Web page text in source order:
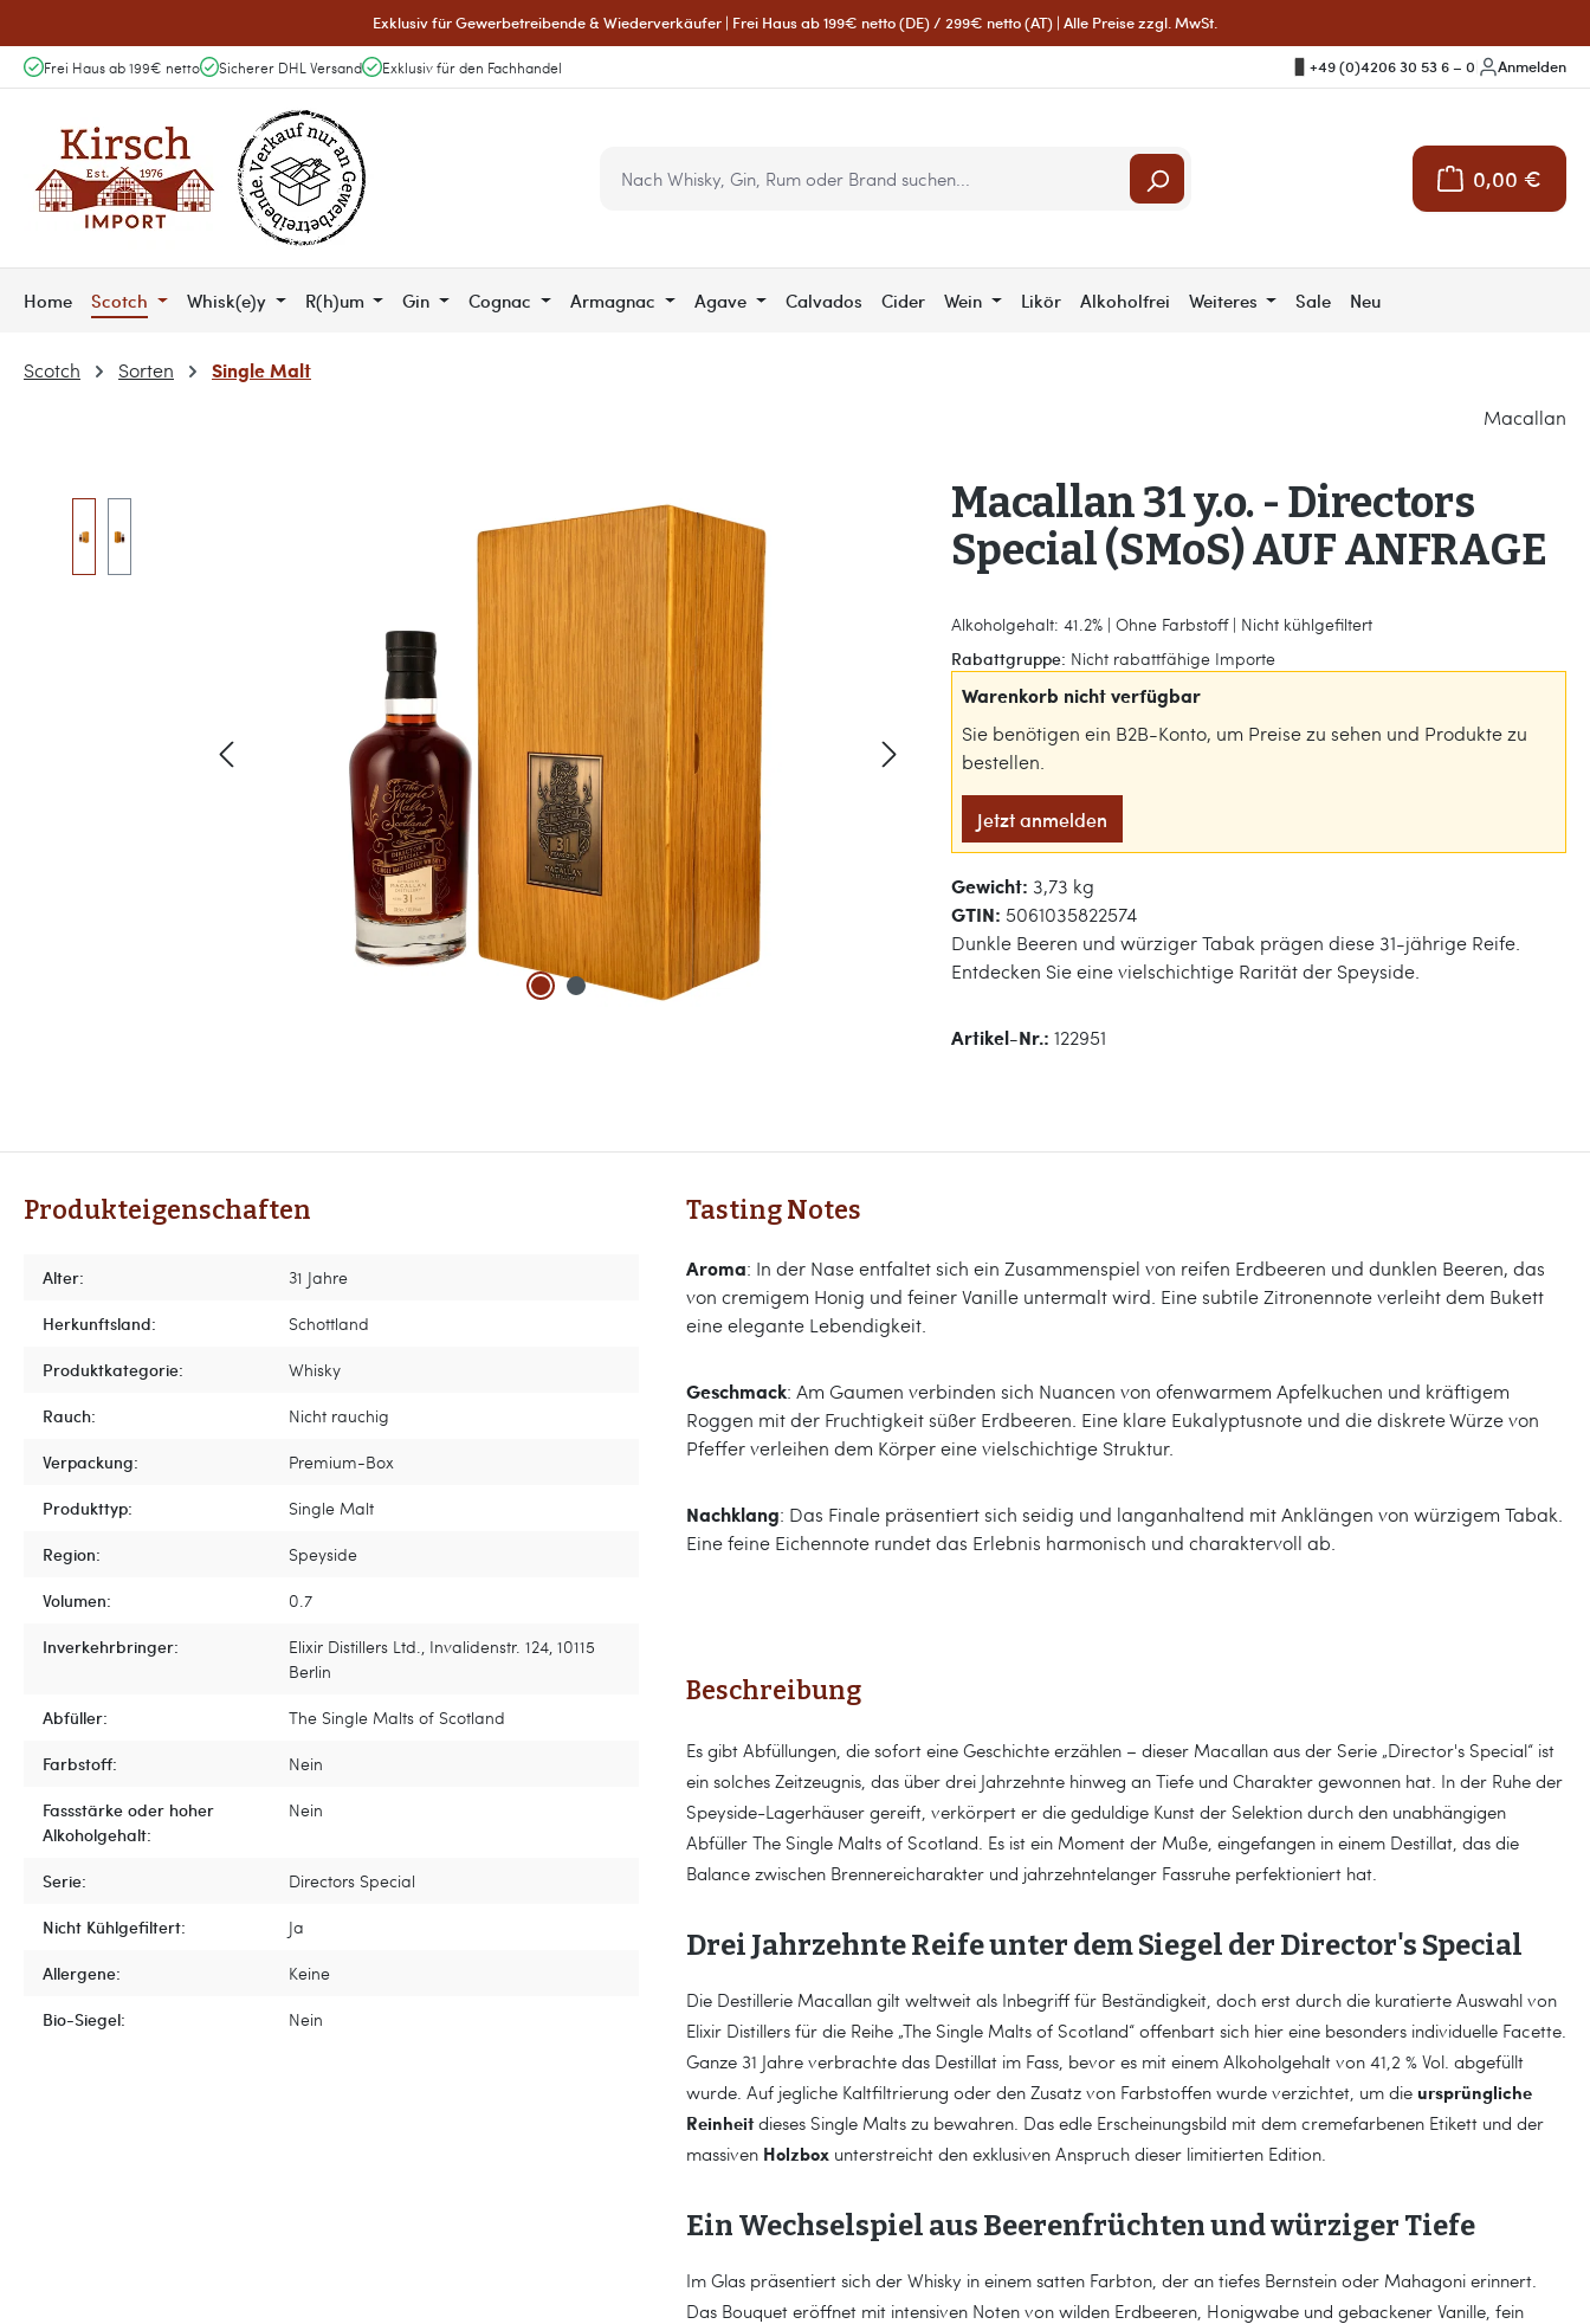
Exklusiv für Gewerbetreibende & Wiederverkäufer | Frei Haus ab 199€ netto (DE) / 299€ netto (AT) | Alle Preise zzgl. MwSt.
Frei Haus ab 199€ netto Sicherer DHL Versand Exklusiv für den Fachhandel +49 (0)4206 30 53 6 – 0 Anmelden
0,00 €
Warenkorb
Home Scotch Whisk(e)y R(h)um Gin Cognac Armagnac Agave Calvados Cider Wein Likör Alkoholfrei Weiteres Sale Neu
Scotch Sorten Single Malt
Macallan
Macallan 31 y.o. - Directors
Special (SMoS) AUF ANFRAGE
Alkoholgehalt: 41.2% | Ohne Farbstoff | Nicht kühlgefiltert
Rabattgruppe: Nicht rabattfähige Importe
Warenkorb nicht verfügbar
Sie benötigen ein B2B-Konto, um Preise zu sehen und Produkte zu
bestellen.
Jetzt anmelden
Gewicht: 3,73 kg
GTIN: 5061035822574
Dunkle Beeren und würziger Tabak prägen diese 31-jährige Reife.
Entdecken Sie eine vielschichtige Rarität der Speyside.
Artikel-Nr.: 122951
Produkteigenschaften
Alter:
31 Jahre
Herkunftsland:
Schottland
Produktkategorie:
Whisky
Rauch:
Nicht rauchig
Verpackung:
Premium-Box
Produkttyp:
Single Malt
Region:
Speyside
Volumen:
0.7
Inverkehrbringer:
Elixir Distillers Ltd., Invalidenstr. 124, 10115
Berlin
Abfüller:
The Single Malts of Scotland
Farbstoff:
Nein
Fassstärke oder hoher
Alkoholgehalt:
Nein
Serie:
Directors Special
Nicht Kühlgefiltert:
Ja
Allergene:
Keine
Bio-Siegel:
Nein
Tasting Notes
Aroma: In der Nase entfaltet sich ein Zusammenspiel von reifen Erdbeeren und dunklen Beeren, das
von cremigem Honig und feiner Vanille untermalt wird. Eine subtile Zitronennote verleiht dem Bukett
eine elegante Lebendigkeit.
Geschmack: Am Gaumen verbinden sich Nuancen von ofenwarmem Apfelkuchen und kräftigem
Roggen mit der Fruchtigkeit süßer Erdbeeren. Eine klare Eukalyptusnote und die diskrete Würze von
Pfeffer verleihen dem Körper eine vielschichtige Struktur.
Nachklang: Das Finale präsentiert sich seidig und langanhaltend mit Anklängen von würzigem Tabak.
Eine feine Eichennote rundet das Erlebnis harmonisch und charaktervoll ab.
Beschreibung
Es gibt Abfüllungen, die sofort eine Geschichte erzählen – dieser Macallan aus der Serie „Director's Special“ ist
ein solches Zeitzeugnis, das über drei Jahrzehnte hinweg an Tiefe und Charakter gewonnen hat. In der Ruhe der
Speyside-Lagerhäuser gereift, verkörpert er die geduldige Kunst der Selektion durch den unabhängigen
Abfüller The Single Malts of Scotland. Es ist ein Moment der Muße, eingefangen in einem Destillat, das die
Balance zwischen Brennereicharakter und jahrzehntelanger Fassruhe perfektioniert hat.
Drei Jahrzehnte Reife unter dem Siegel der Director's Special
Die Destillerie Macallan gilt weltweit als Inbegriff für Beständigkeit, doch erst durch die kuratierte Auswahl von
Elixir Distillers für die Reihe „The Single Malts of Scotland“ offenbart sich hier eine besonders individuelle Facette.
Ganze 31 Jahre verbrachte das Destillat im Fass, bevor es mit einem Alkoholgehalt von 41,2 % Vol. abgefüllt
wurde. Auf jegliche Kaltfiltrierung oder den Zusatz von Farbstoffen wurde verzichtet, um die ursprüngliche
Reinheitdieses Single Malts zu bewahren. Das edle Erscheinungsbild mit dem cremefarbenen Etikett und der
massiven Holzbox unterstreicht den exklusiven Anspruch dieser limitierten Edition.
Ein Wechselspiel aus Beerenfrüchten und würziger Tiefe
Im Glas präsentiert sich der Whisky in einem satten Farbton, der an tiefes Bernstein oder Mahagoni erinnert.
Das Bouquet eröffnet mit intensiven Noten von wilden Erdbeeren, Honigwabe und gebackener Vanille, fein